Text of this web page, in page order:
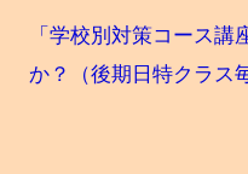
「学校別対策コース
か？（後期日特クラス